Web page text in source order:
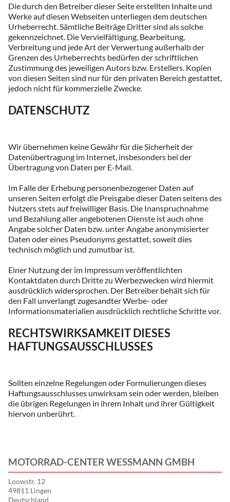
Die durch den Betreiber dieser Seite erstellten Inhalte und
Werke auf diesen Webseiten unterliegen dem deutschen
Urheberrecht. Sämtliche Beiträge Dritter sind als solche
gekennzeichnet. Die Vervielfältigung, Bearbeitung,
Verbreitung und jede Art der Verwertung außerhalb der
Grenzen des Urheberrechts bedürfen der schriftlichen
Zustimmung des jeweiligen Autors bzw. Erstellers. Kopien
von diesen Seiten sind nur für den privaten Bereich gestattet,
jedoch nicht für kommerzielle Zwecke.
DATENSCHUTZ
Wir übernehmen keine Gewähr für die Sicherheit der
Datenübertragung im Internet, insbesonders bei der
Übertragung von Daten per E-Mail.
Im Falle der Erhebung personenbezogener Daten auf
unseren Seiten erfolgt die Preisgabe dieser Daten seitens des
Nutzers stets auf freiwilliger Basis. Die Inanspruchnahme
und Bezahlung aller angebotenen Dienste ist auch ohne
Angabe solcher Daten bzw. unter Angabe anonymisierter
Daten oder eines Pseudonyms gestattet, soweit dies
technisch möglich und zumutbar ist.
Einer Nutzung der im Impressum veröffentlichten
Kontaktdaten durch Dritte zu Werbezwecken wird hiermit
ausdrücklich widersprochen. Der Betreiber behält sich für
den Fall unverlangt zugesandter Werbe- oder
Informationsmaterialien ausdrücklich rechtliche Schritte vor.
RECHTSWIRKSAMKEIT DIESES
HAFTUNGSAUSSCHLUSSES
Sollten einzelne Regelungen oder Formulierungen dieses
Haftungsausschlusses unwirksam sein oder werden, bleiben
die übrigen Regelungen in ihrem Inhalt und ihrer Gültigkeit
hiervon unberührt.
MOTORRAD-CENTER WESSMANN GMBH
Loowstr. 12
49811 Lingen
Deutschland